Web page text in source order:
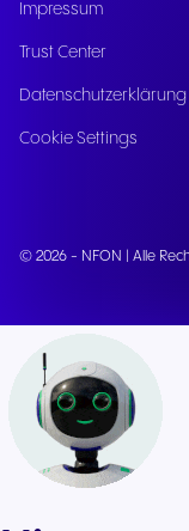
Impressum
Trust Center
Datenschutzerklärung
Cookie Settings
© 2026 - NFON | Alle